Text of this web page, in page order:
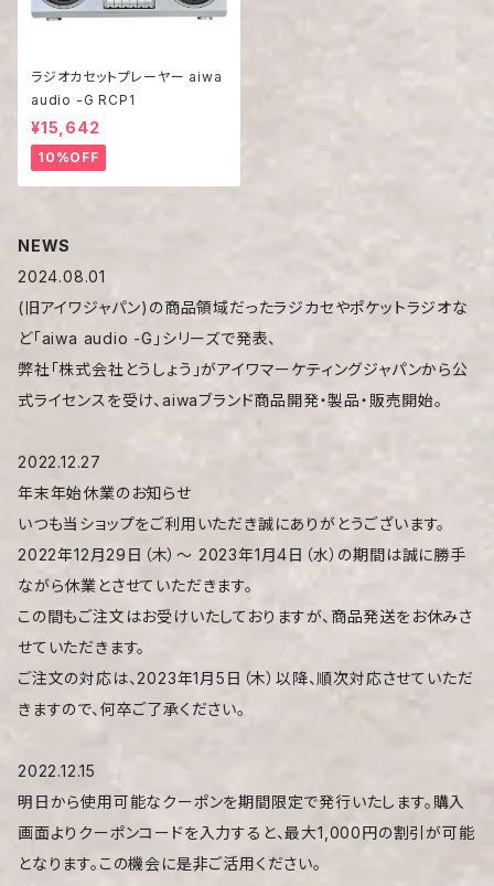
ラジオカセットプレーヤー aiwa
audio -G RCP1
¥15,642
10%OFF
NEWS
2024.08.01
(旧アイワジャパン)の商品領域だったラジカセやポケットラジオな
ど「aiwa audio -G」シリーズで発表、
弊社「株式会社とうしょう」がアイワマーケティングジャパンから公
式ライセンスを受け、aiwaブランド商品開発・製品・販売開始。
2022.12.27
年末年始休業のお知らせ
いつも当ショップをご利用いただき誠にありがとうございます。
2022年12月29日（木）〜 2023年1月4日（水）の期間は誠に勝手
ながら休業とさせていただきます。
この間もご注文はお受けいたしておりますが、商品発送をお休みさ
せていただきます。
ご注文の対応は、2023年1月5日（木）以降、順次対応させていただ
きますので、何卒ご了承ください。
2022.12.15
明日から使用可能なクーポンを期間限定で発行いたします。購入
画面よりクーポンコードを入力すると、最大1,000円の割引が可能
となります。この機会に是非ご活用ください。